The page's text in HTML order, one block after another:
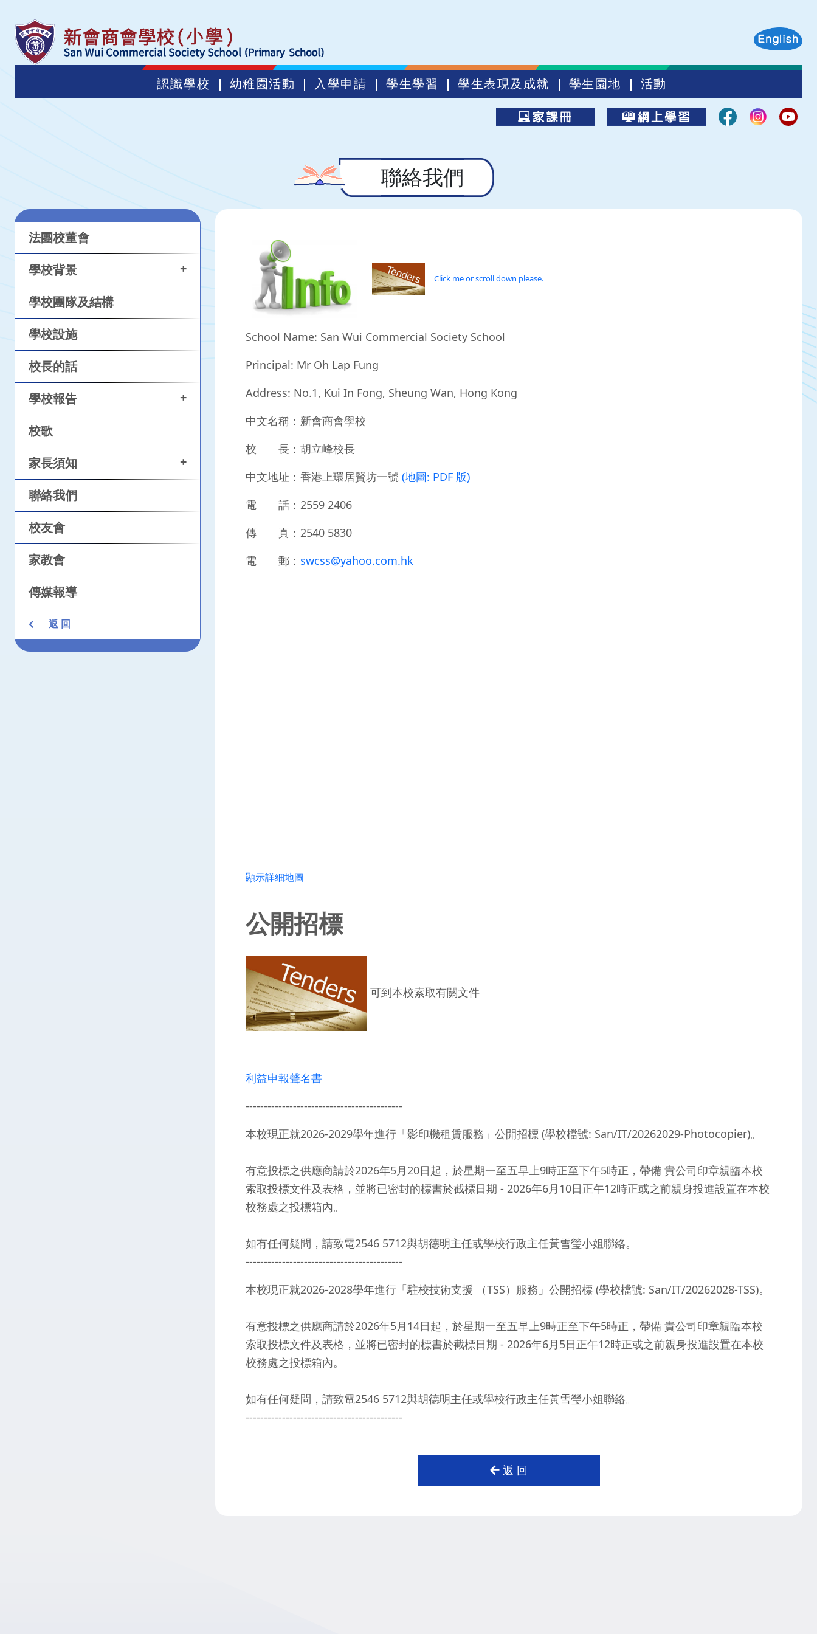
認識學校 幼稚園活動 入學申請 學生學習 學生表現及成就 學生園地 活動
聯絡我們
法團校董會
學校背景
+
學校團隊及結構
學校設施
校長的話
學校報告
+
校歌
家長須知
+
聯絡我們
校友會
家教會
傳媒報導
返 回
Click me or scroll down please.
School Name: San Wui Commercial Society School
Principal: Mr Oh Lap Fung
Address: No.1, Kui In Fong, Sheung Wan, Hong Kong
中文名稱：新會商會學校
校 長：胡立峰校長
中文地址：香港上環居賢坊一號 (地圖: PDF 版)
電 話：2559 2406
傳 真：2540 5830
電 郵： swcss@yahoo.com.hk
顯示詳細地圖
公開招標
可到本校索取有關文件
利益申報聲名書
-------------------------------------------
本校現正就2026-2029學年進行「影印機租賃服務」公開招標 (學校檔號: San/IT/20262029-Photocopier)。
有意投標之供應商請於2026年5月20日起，於星期一至五早上9時正至下午5時正，帶備 貴公司印章親臨本校
索取投標文件及表格，並將已密封的標書於截標日期 - 2026年6月10日正午12時正或之前親身投進設置在本校
校務處之投標箱內。
如有任何疑問，請致電2546 5712與胡德明主任或學校行政主任黃雪瑩小姐聯絡。
-------------------------------------------
本校現正就2026-2028學年進行「駐校技術支援 （TSS）服務」公開招標 (學校檔號: San/IT/20262028-TSS)。
有意投標之供應商請於2026年5月14日起，於星期一至五早上9時正至下午5時正，帶備 貴公司印章親臨本校
索取投標文件及表格，並將已密封的標書於截標日期 - 2026年6月5日正午12時正或之前親身投進設置在本校
校務處之投標箱內。
如有任何疑問，請致電2546 5712與胡德明主任或學校行政主任黃雪瑩小姐聯絡。
-------------------------------------------
返 回